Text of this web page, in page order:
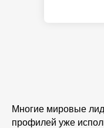
Многие мировые
профилей уже